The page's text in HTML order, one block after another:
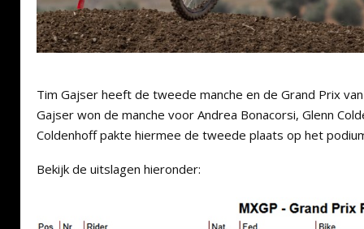
Tim Gajser heeft de tweede manche en de Grand Prix
Gajser won de manche voor Andrea Bonacorsi, Glenn
Coldenhoff pakte hiermee de tweede plaats op het
Bekijk de uitslagen hieronder: